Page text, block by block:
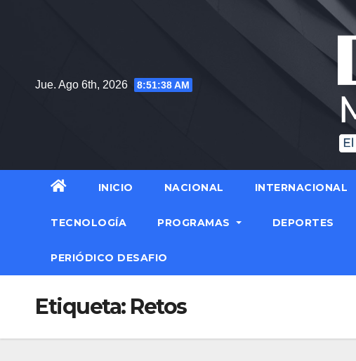
Jue. Ago 6th, 2026 8:51:39 AM
INICIO NACIONAL INTERNACIONAL
TECNOLOGÍA PROGRAMAS DEPORTES
PERIÓDICO DESAFIO
Etiqueta: Retos